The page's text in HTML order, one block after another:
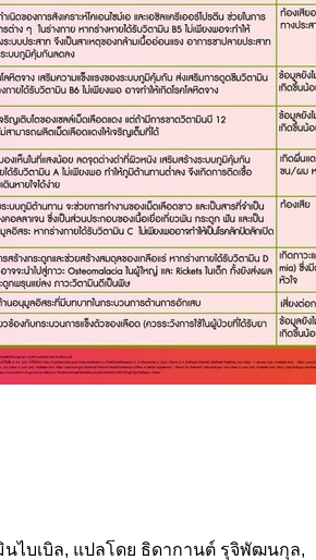
นไบเบิล, แปลโดย ธิดากานต์ รุจิพัฒนกุล,